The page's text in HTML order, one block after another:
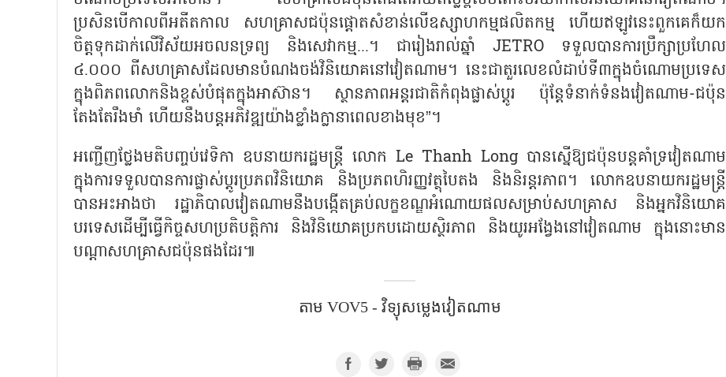
ប្រសិនបើកាលពីអតីតកាល សហគ្រាសជប៉ុនផ្តោតសំខាន់លើឧស្សាហកម្មផលិតកម្ម ហើយឥឡូវនេះពួកគេក៏យក
ចិត្តទុកដាក់លើវិស័យអចលនទ្រព្យ និងសេវាកម្ម...។ ជារៀងរាល់ឆ្នាំ JETRO ទទួលបានការប្រឹក្សាប្រហែល
៤.០០០ ពីសហគ្រាសដែលមានបំណងចង់វិនិយោគនៅវៀតណាម។ នេះជាតួរលេខលំដាប់ទី៣ក្នុងចំណោមប្រទេស
ក្នុងពិភពលោកនិងខ្ពស់បំផុតក្នុងអាស៊ាន។ ស្ថានភាពអន្តរជាតិកំពុងផ្លាស់ប្តូរ ប៉ុន្តែទំនាក់ទំនងវៀតណាម-ជប៉ុន
តែងតែរឹងមាំ ហើយនឹងបន្តអភិវឌ្ឍយ៉ាងខ្លាំងក្លានាពេលខាងមុខ”។
អញ្ជើញថ្លែងមតិបញ្ចប់វេទិកា ឧបនាយករដ្ឋមន្ត្រី លោក Le Thanh Long បានស្នើឱ្យជប៉ុនបន្តគាំទ្រវៀតណាម
ក្នុងការទទួលបានការផ្លាស់ប្តូរប្រភពវិនិយោគ និងប្រភពហិរញ្ញវត្ថុបៃតង និងនិរន្តរភាព។ លោកឧបនាយករដ្ឋមន្ត្រី
បានអះអាងថា រដ្ឋាភិបាលវៀតណាមនឹងបង្កើតគ្រប់លក្ខខណ្ឌអំណោយផលសម្រាប់សហគ្រាស និងអ្នកវិនិយោគ
បរទេសដើម្បីធ្វើកិច្ចសហប្រតិបត្តិការ និងវិនិយោគប្រកបដោយស្ថិរភាព និងយូរអង្វែងនៅវៀតណាម ក្នុងនោះមាន
បណ្តាសហគ្រាសជប៉ុនផងដែរ៕
តាម​ VOV5 - វិទ្យុសម្លេងវៀតណាម